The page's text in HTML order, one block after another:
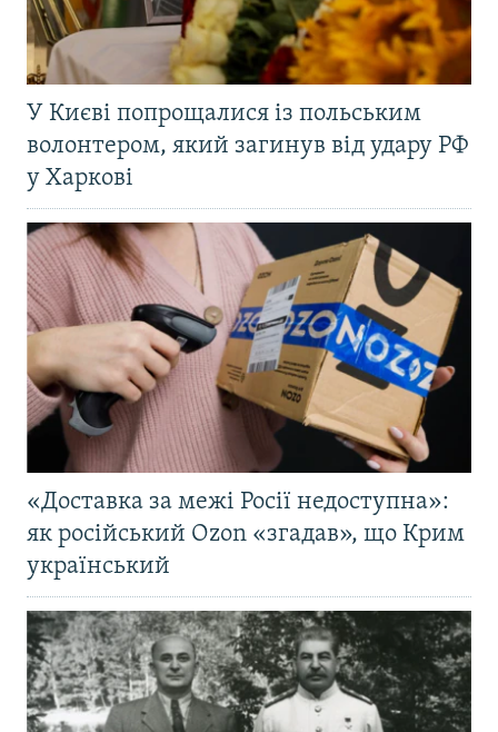
У Києві попрощалися із польським
волонтером, який загинув від удару РФ
у Харкові
«Доставка за межі Росії недоступна»:
як російський Ozon «згадав», що Крим
український